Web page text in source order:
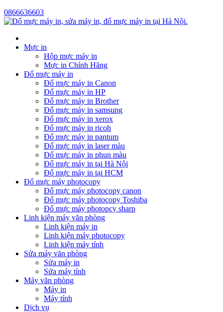
0866636603
Mực in
Hộp mực máy in
Mực in Chính Hãng
Đổ mực máy in
Đổ mực máy in Canon
Đổ mực máy in HP
Đổ mực máy in Brother
Đổ mực máy in samsung
Đổ mực máy in xerox
Đổ mực máy in ricoh
Đổ mực máy in pantum
Đổ mực máy in laser màu
Đổ mực máy in phun màu
Đổ mực máy in tại Hà Nội
Đổ mực máy in tại HCM
Đổ mực máy photocopy
Đổ mực máy photocopy canon
Đổ mực máy photocopy Toshiba
Đổ mực máy photopcy sharp
Linh kiện máy văn phòng
Linh kiện máy in
Linh kiện máy photocopy
Linh kiện máy tính
Sửa máy văn phòng
Sửa máy in
Sửa máy tính
Máy văn phòng
Máy in
Máy tính
Dịch vụ